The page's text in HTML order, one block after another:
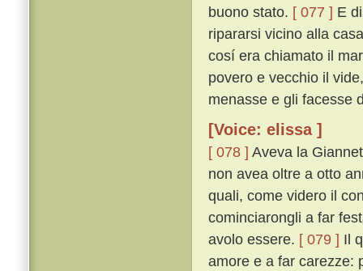
buono stato. [ 077 ] E
ripararsi vicino alla
cosí era chiamato il
povero e vecchio il
menasse e gli facesse
[Voice: elissa ]
[ 078 ] Aveva la
non avea oltre a otto
quali, come videro il
cominciarongli a far
avolo essere. [ 079 ] Il
amore e a far carezze: